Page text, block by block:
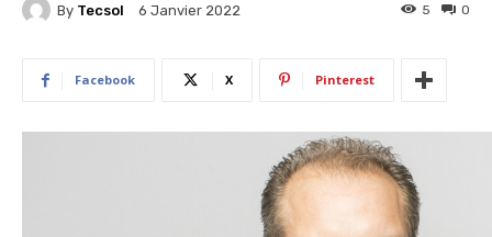
By Tecsol 6 Janvier 2022 0
5
Facebook X Pinterest